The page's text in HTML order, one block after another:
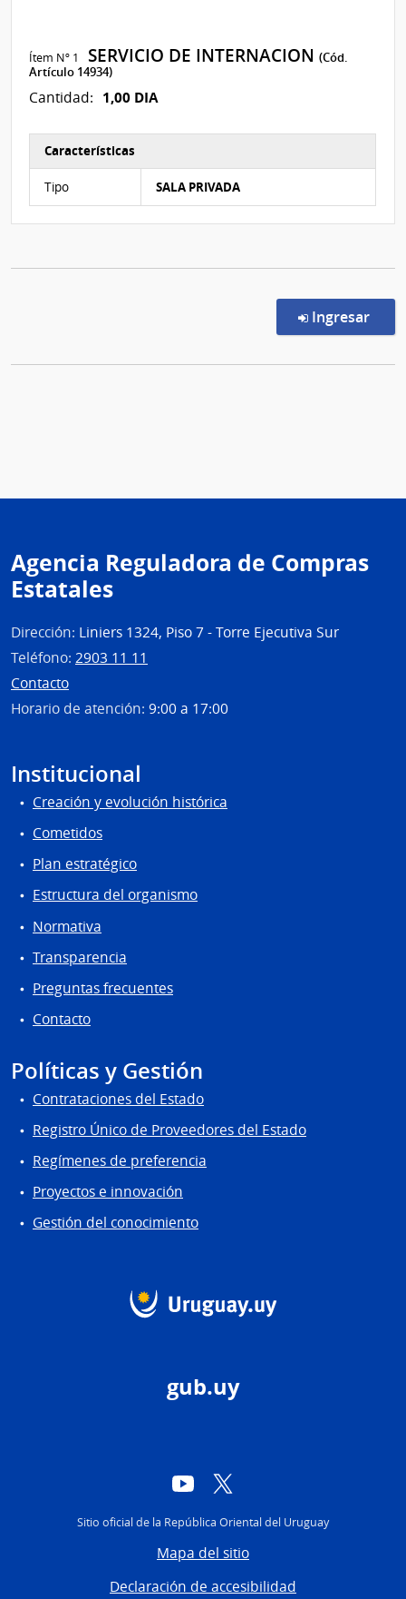
Ítem Nº 1 SERVICIO DE INTERNACION(Cód.
Artículo 14934)
Cantidad: 1,00 DIA
Características
Tipo SALA PRIVADA
Ingresar
Agencia Reguladora de Compras
Estatales
Dirección: Liniers 1324, Piso 7 - Torre Ejecutiva Sur
Teléfono: 2903 11 11
Contacto
Horario de atención: 9:00 a 17:00
Institucional
Creación y evolución histórica
Cometidos
Plan estratégico
Estructura del organismo
Normativa
Transparencia
Preguntas frecuentes
Contacto
Políticas y Gestión
Contrataciones del Estado
Registro Único de Proveedores del Estado
Regímenes de preferencia
Proyectos e innovación
Gestión del conocimiento
gub.uy
YouTube
Sitio oficial de la República Oriental del Uruguay
Mapa del sitio
Declaración de accesibilidad